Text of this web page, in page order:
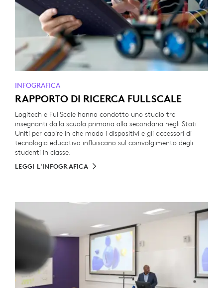
INFOGRAFICA
RAPPORTO DI RICERCA FULLSCALE
Logitech e FullScale hanno condotto uno studio tra
insegnanti dalla scuola primaria alla secondaria negli Stati
Uniti per capire in che modo i dispositivi e gli accessori di
tecnologia educativa influiscano sul coinvolgimento degli
studenti in classe.
LEGGI L'INFOGRAFICA